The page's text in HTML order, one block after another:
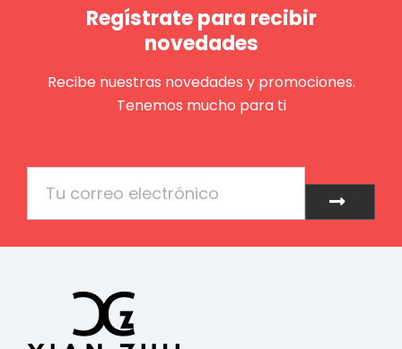
Regístrate para recibir
novedades
Recibe nuestras novedades y promociones.
Tenemos mucho para ti
Enviar